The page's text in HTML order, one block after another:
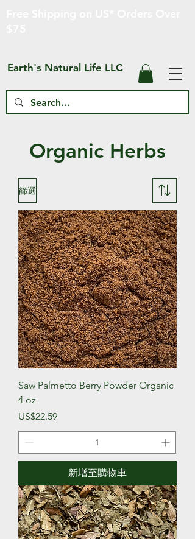
Earth's Natural Life LLC
Organic Herbs
篩選
Saw Palmetto Berry Powder Organic
4 oz
價格
US$22.59
新增至購物車